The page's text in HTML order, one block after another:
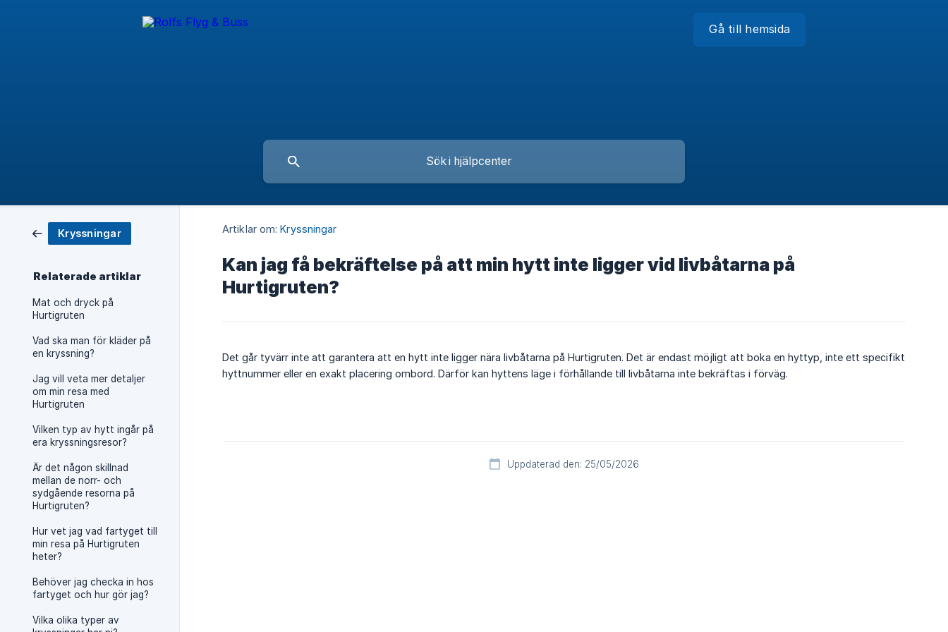
Gå till hemsida
Kryssningar
Relaterade artiklar
Mat och dryck på
Hurtigruten
Vad ska man för kläder på
en kryssning?
Jag vill veta mer detaljer
om min resa med
Hurtigruten
Vilken typ av hytt ingår på
era kryssningsresor?
Är det någon skillnad
mellan de norr- och
sydgående resorna på
Hurtigruten?
Hur vet jag vad fartyget till
min resa på Hurtigruten
heter?
Behöver jag checka in hos
fartyget och hur gör jag?
Vilka olika typer av
Artiklar om: Kryssningar
Kan jag få bekräftelse på att min hytt inte ligger vid livbåtarna på
Hurtigruten?
Det går tyvärr inte att garantera att en hytt inte ligger nära livbåtarna på Hurtigruten. Det är endast möjligt att boka en hyttyp, inte ett specifikt
hyttnummer eller en exakt placering ombord. Därför kan hyttens läge i förhållande till livbåtarna inte bekräftas i förväg.
Uppdaterad den: 25/05/2026